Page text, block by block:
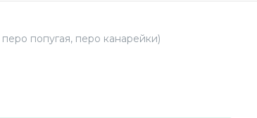
попугая, перо канарейки)